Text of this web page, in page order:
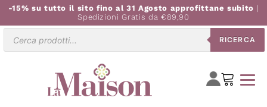
-15% su tutto il sito fino al 31 Agosto approfittane subito |
Spedizioni Gratis da €89,90
RICERCA